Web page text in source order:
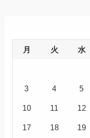
月 火 水
3 4 5
10 11 12
17 18 19